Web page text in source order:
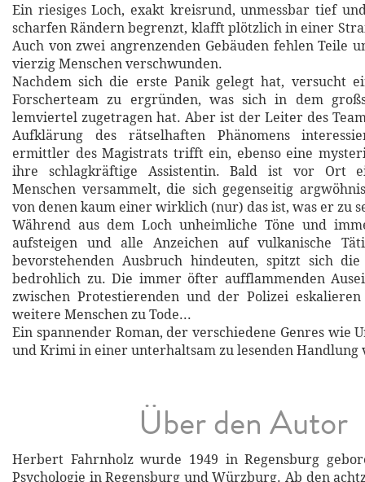
Ein riesiges Loch, exakt kreisrund, unmessbar tief
scharfen Rändern begrenzt, klafft plötzlich in einer
Auch von zwei angrenzenden Gebäuden fehlen Teile
vierzig Menschen verschwunden.
Nachdem sich die erste Panik gelegt hat, versucht
Forscherteam zu ergründen, was sich in dem
lemviertel zugetragen hat. Aber ist der Leiter des
Aufklärung des rätselhaften Phänomens
ermittler des Magistrats trifft ein, ebenso eine
ihre schlagkräftige Assistentin. Bald ist vor Ort
Menschen versammelt, die sich gegenseitig
von denen kaum einer wirklich (nur) das ist, was er zu
Während aus dem Loch unheimliche Töne und
aufsteigen und alle Anzeichen auf vulkanische
bevorstehenden Ausbruch hindeuten, spitzt sich
bedrohlich zu. Die immer öfter aufflammenden
zwischen Protestierenden und der Polizei
weitere Menschen zu Tode...
Ein spannender Roman, der verschiedene Genres wie
und Krimi in einer unterhaltsam zu lesenden Handlung
Über den Autor
Herbert Fahrnholz wurde 1949 in Regensburg
Psychologie in Regensburg und Würzburg. Ab den